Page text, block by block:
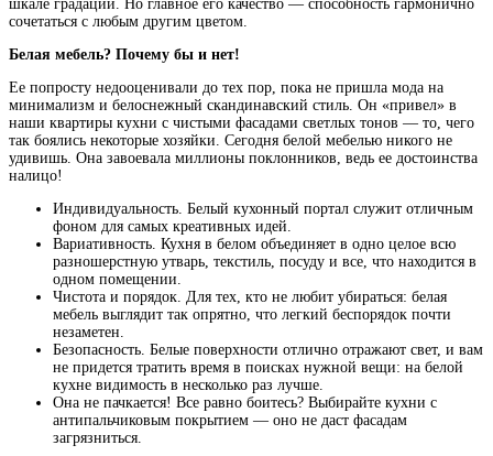
шкале градации. Но главное его качество — способность гармонично
сочетаться с любым другим цветом.
Белая мебель? Почему бы и нет!
Ее попросту недооценивали до тех пор, пока не пришла мода на
минимализм и белоснежный скандинавский стиль. Он «привел» в
наши квартиры кухни с чистыми фасадами светлых тонов — то, чего
так боялись некоторые хозяйки. Сегодня белой мебелью никого не
удивишь. Она завоевала миллионы поклонников, ведь ее достоинства
налицо!
Индивидуальность. Белый кухонный портал служит отличным
фоном для самых креативных идей.
Вариативность. Кухня в белом объединяет в одно целое всю
разношерстную утварь, текстиль, посуду и все, что находится в
одном помещении.
Чистота и порядок. Для тех, кто не любит убираться: белая
мебель выглядит так опрятно, что легкий беспорядок почти
незаметен.
Безопасность. Белые поверхности отлично отражают свет, и вам
не придется тратить время в поисках нужной вещи: на белой
кухне видимость в несколько раз лучше.
Она не пачкается! Все равно боитесь? Выбирайте кухни с
антипальчиковым покрытием — оно не даст фасадам
загрязниться.